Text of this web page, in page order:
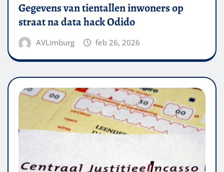
Gegevens van tientallen inwoners op
straat na data hack Odido
AVLimburg feb 26, 2026